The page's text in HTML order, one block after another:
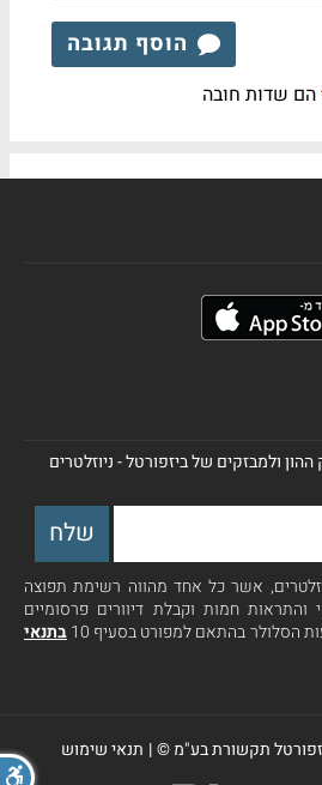
הוסף תגובה
הם שדות חובה
ולמבזקים של ביזפורטל - ניוזלטרים
אשר כל אחד מהווה רשימת תפוצה
והתראות חמות וקבלת דיוורים פרסומיים
הסלולר בהתאם למפורט בסעיף 10
בתנאי
תקשורת בע"מ ©| תנאי שימוש